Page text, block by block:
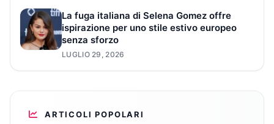
La fuga italiana di Selena Gomez offre
ispirazione per uno stile estivo europeo
senza sforzo
LUGLIO 29, 2026
ARTICOLI POPOLARI